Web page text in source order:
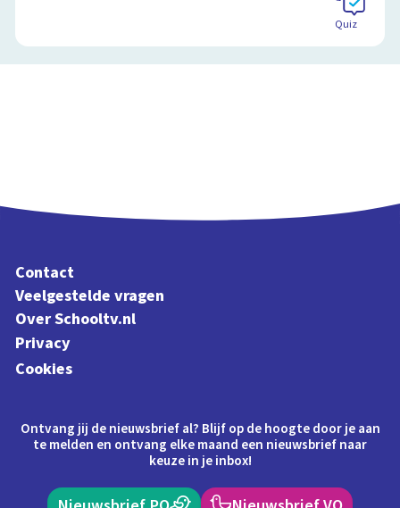
Quiz
Contact
Veelgestelde vragen
Over Schooltv.nl
Privacy
Cookies
Ontvang jij de nieuwsbrief al? Blijf op de hoogte door je aan
te melden en ontvang elke maand een nieuwsbrief naar
keuze in je inbox!